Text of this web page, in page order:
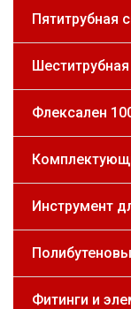
Пятитрубная
Флексален
Инструмент
Фитинги и